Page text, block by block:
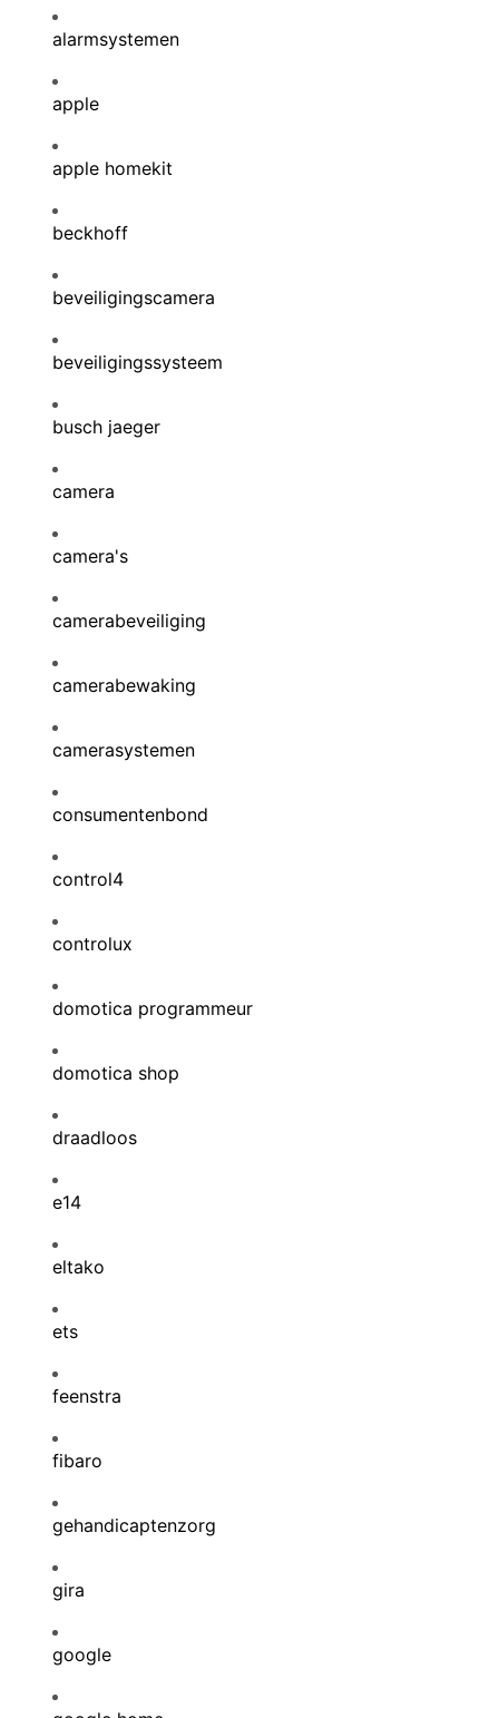
alarmsystemen
apple
apple homekit
beckhoff
beveiligingscamera
beveiligingssysteem
busch jaeger
camera
camera's
camerabeveiliging
camerabewaking
camerasystemen
consumentenbond
control4
controlux
domotica programmeur
domotica shop
draadloos
e14
eltako
ets
feenstra
fibaro
gehandicaptenzorg
gira
google